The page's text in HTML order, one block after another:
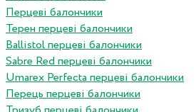
Перцеві балончики
Терен перцеві балончики
Ballistol перцеві балончики
Sabre Red перцеві балончики
Umarex Perfecta перцеві балончики
Перець перцеві балончики